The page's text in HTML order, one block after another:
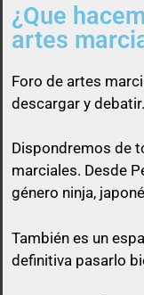
Todo usuario
cosa referente
queda
vas a
¿Que
artes
Foro de artes
descargar y debatir.
Dispondremos de
marciales. Desde
género ninja,
También es un
definitiva pasarlo